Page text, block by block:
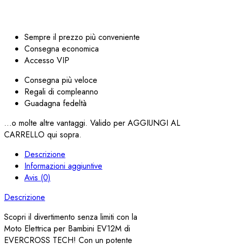
Sempre il prezzo più conveniente
Consegna economica
Accesso VIP
Consegna più veloce
Regali di compleanno
Guadagna fedeltà
...o molte altre vantaggi. Valido per AGGIUNGI AL
CARRELLO qui sopra.
Descrizione
Informazioni aggiuntive
Avis (0)
Descrizione
Scopri il divertimento senza limiti con la
Moto Elettrica per Bambini EV12M di
EVERCROSS TECH! Con un potente